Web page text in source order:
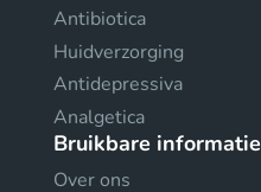
Antibiotica
Huidverzorging
Antidepressiva
Analgetica
Bruikbare informatie
Over ons